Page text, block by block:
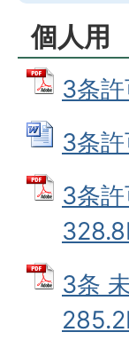
個人用
3条
3条
3条
3条